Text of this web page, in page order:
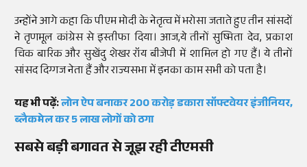
उन्होंने आगे कहा कि पीएम मोदी के नेतृत्व में भरोसा जताते हुए तीन सांसदों
ने तृणमूल कांग्रेस से इस्तीफा दिया। आज,ये तीनों सुष्मिता देव, प्रकाश
चिक बारिक और सुखेंदु शेखर रॉय बीजेपी में शामिल हो गए हैं। ये तीनों
सांसद दिग्गज नेता हैं और राज्यसभा में इनका काम सभी को पता है।
यह भी पढ़ें:लोन ऐप बनाकर 200 करोड़ डकारा सॉफ्टवेयर इंजीनियर,
ब्लैकमेल कर 5 लाख लोगों को ठगा
सबसे बड़ी बगावत से जूझ रही टीएमसी